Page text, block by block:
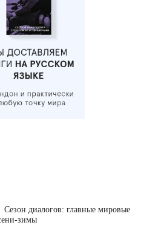
Сезон диалогов: главные мировые
зимы